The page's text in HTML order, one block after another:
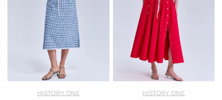
HISTORY ONE
HISTORY ONE